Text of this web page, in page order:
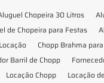
Chopeira 30 Litros
de Chopeira para Festas
Chopp Brahma
Barril de Chopp
Locação Chopp Locação